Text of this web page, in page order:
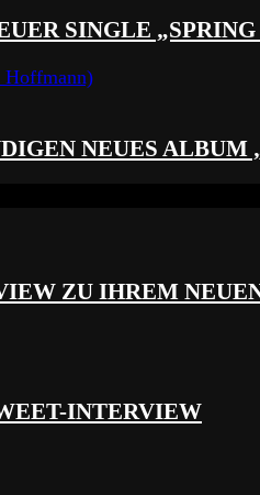
SINGLE
NEUES ALBUM
ZU IHREM
INTERVIEW